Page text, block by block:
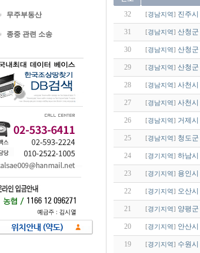
무주부동산
종중 관련 소송
32 [경남지역] 진주시
31 [경남지역] 산청군
30 [경남지역] 산청군
29 [경남지역] 산청군
28 [경남지역] 사천시
27 [경남지역] 사천시
26 [경남지역] 거제시
25 [경남지역] 청도군
24 [경기지역] 하남시
23 [경기지역] 용인시
22 [경기지역] 오산시
21 [경기지역] 양평군
20 [경기지역] 안산시
19 [경기지역] 수원시